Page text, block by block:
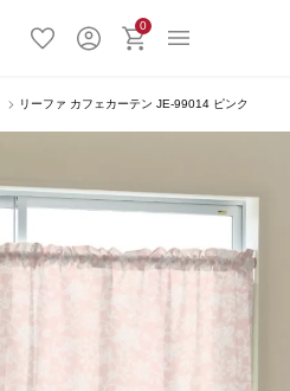
0
リーファ カフェカーテン JE-99014 ピンク